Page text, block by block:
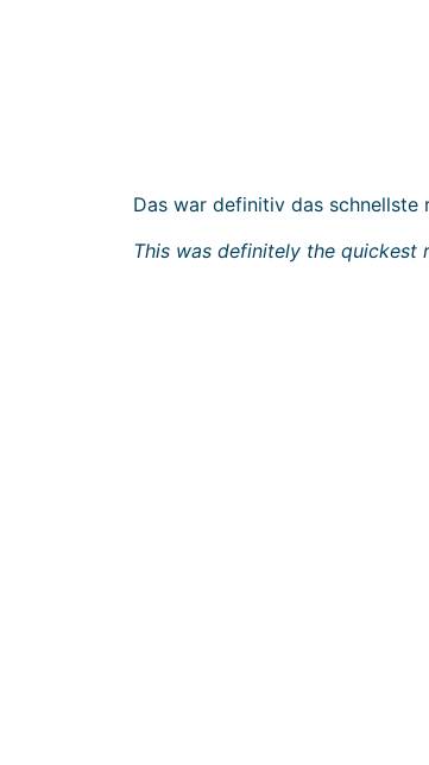
Das war definitiv das schnellste
This was definitely the